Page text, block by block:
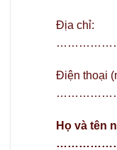
Địa chỉ:
Điện thoại
Họ và tên